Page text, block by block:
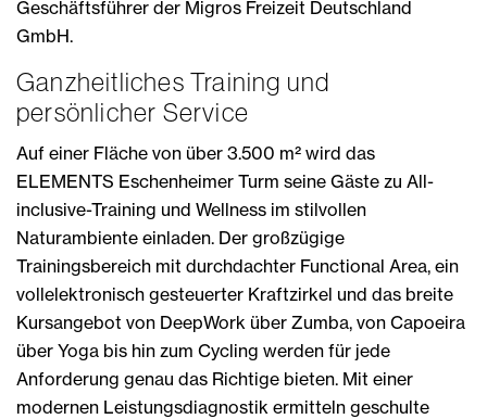
Geschäftsführer der Migros Freizeit Deutschland
GmbH.
Ganzheitliches Training und
persönlicher Service
Auf einer Fläche von über 3.500 m² wird das
ELEMENTS Eschenheimer Turm seine Gäste zu All-
inclusive-Training und Wellness im stilvollen
Naturambiente einladen. Der großzügige
Trainingsbereich mit durchdachter Functional Area, ein
vollelektronisch gesteuerter Kraftzirkel und das breite
Kursangebot von DeepWork über Zumba, von Capoeira
über Yoga bis hin zum Cycling werden für jede
Anforderung genau das Richtige bieten. Mit einer
modernen Leistungsdiagnostik ermitteln geschulte